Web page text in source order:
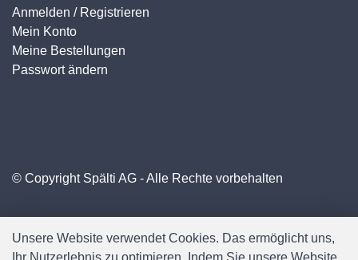
Anmelden / Registrieren
Mein Konto
Meine Bestellungen
Passwort ändern
© Copyright Spälti AG - Alle Rechte vorbehalten
Unsere Website verwendet Cookies. Das ermöglicht uns,
Ihr Nutzerlebnis zu optimieren. Indem Sie unsere Website